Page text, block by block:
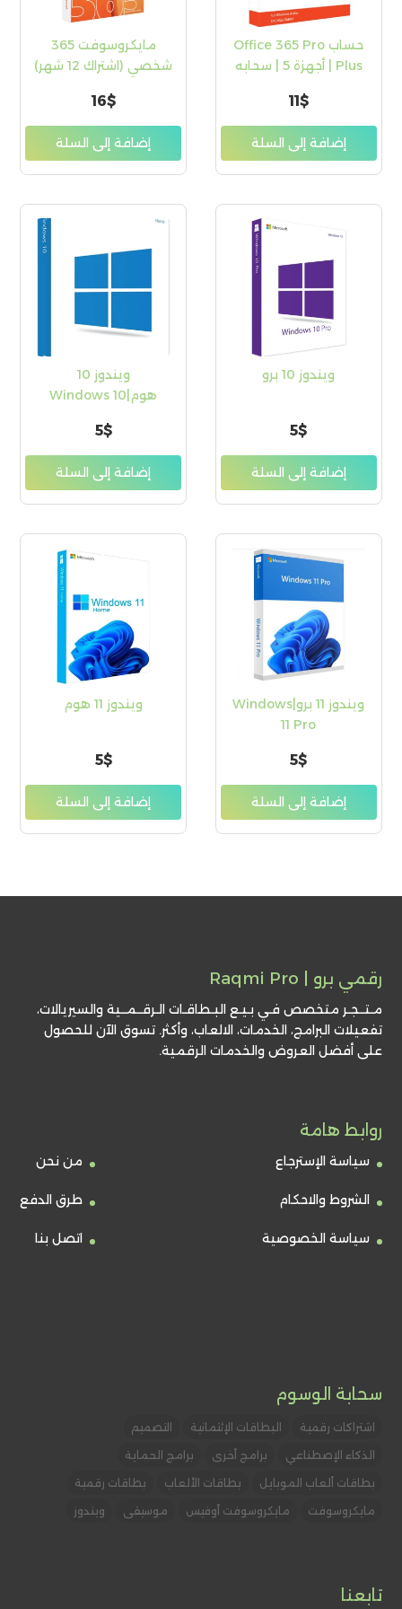
حساب Office 365 Pro
Plus | أجهزة 5 | سحابه
11$
إضافة إلى السلة
مايكروسوفت 365
شخصي (اشتراك 12 شهر)
16$
إضافة إلى السلة
ويندوز 10 برو
5$
إضافة إلى السلة
ويندوز 10
هوم|Windows 10
5$
إضافة إلى السلة
ويندوز 11 برو|Windows
11 Pro
5$
إضافة إلى السلة
ويندوز 11 هوم
5$
إضافة إلى السلة
رقمي برو | Raqmi Pro
مـتــجـر متخصص فـي بـيـع البـطاقـات الـرقــمــية والسيريالات،
تفعيلات البرامج، الخدمات، الالعاب، وأكثر. تسوق الآن للحصول
على أفضل العروض والخدمات الرقمية.
روابط هامة
سياسة الإسترجاع
الشروط والاحكام
سياسة الخصوصية
من نحن
طرق الدفع
اتصل بنا
سحابة الوسوم
اشتراكات رقمية البطاقات الإئتمانية التصميم
الذكاء الإصطناعي برامج أخرى برامج الحماية
بطاقات ألعاب الموبايل بطاقات الألعاب بطاقات رقمية
مايكروسوفت مايكروسوفت أوفيس موسيقى ويندوز
تابعنا